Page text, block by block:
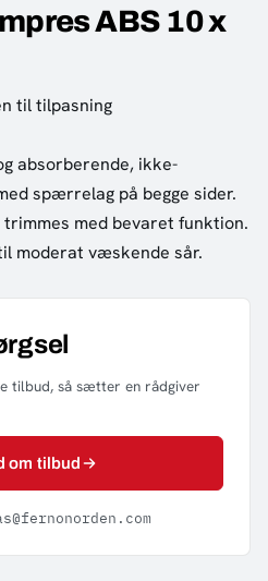
ABS 10 x
til tilpasning
absorberende, ikke-
spærrelag på begge sider.
trimmes med bevaret funktion.
moderat væskende sår.
tilbud, så sætter en rådgiver
om tilbud